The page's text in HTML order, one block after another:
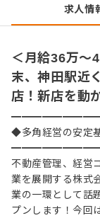
求人情
＜月給36万～
末、神田駅近
店！新店を動
◆多角経営の安定
不動産管理、経営
業を展開する株式
業の一環として話
プンします！今回